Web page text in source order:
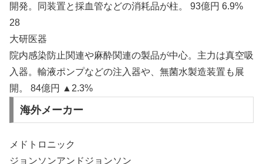
開発。同装置と採血管などの消耗品が柱。 93億円 6.9%
28
大研医器
院内感染防止関連や麻酔関連の製品が中心。主力は真空吸
入器。輸液ポンプなどの注入器や、無菌水製造装置も展
開。 84億円 ▲2.3%
海外メーカー
メドトロニック
ジョンソンアンドジョンソン